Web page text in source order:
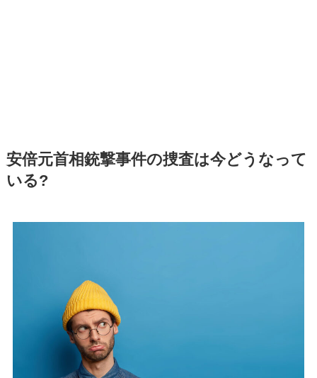
安倍元首相銃撃事件の捜査は今どうなって
いる?